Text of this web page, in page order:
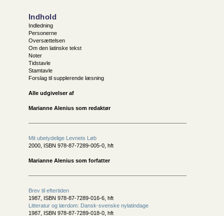
Indhold
Indledning
Personerne
Oversættelsen
Om den latinske tekst
Noter
Tidstavle
Stamtavle
Forslag til supplerende læsning
Alle udgivelser af
Marianne Alenius som redaktør
Mit ubetydelige Levnets Løb
2000, ISBN 978-87-7289-005-0, hft
Marianne Alenius som forfatter
Brev til eftertiden
1987, ISBN 978-87-7289-016-6, hft
Litteratur og lærdom: Dansk-svenske nylatindage
1987, ISBN 978-87-7289-018-0, hft